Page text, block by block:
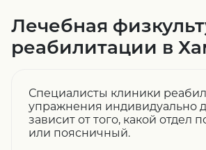
Лечебная
реабилитации в
Специалисты клиники
упражнения индивидуально
зависит от того, какой
или поясничный.